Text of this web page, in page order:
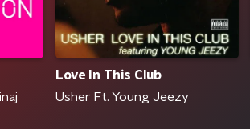
Love In This Club
Usher Ft. Young Jeezy